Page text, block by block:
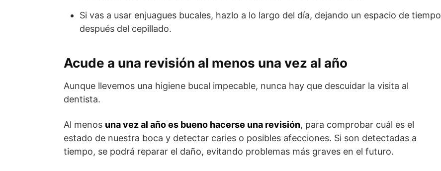
Si vas a usar enjuagues bucales, hazlo a lo largo del día, dejando un espacio de tiempo
después del cepillado.
Acude a una revisión al menos una vez al año
Aunque llevemos una higiene bucal impecable, nunca hay que descuidar la visita al
dentista.
Al menos una vez al año es bueno hacerse una revisión, para comprobar cuál es el
estado de nuestra boca y detectar caries o posibles afecciones. Si son detectadas a
tiempo, se podrá reparar el daño, evitando problemas más graves en el futuro.